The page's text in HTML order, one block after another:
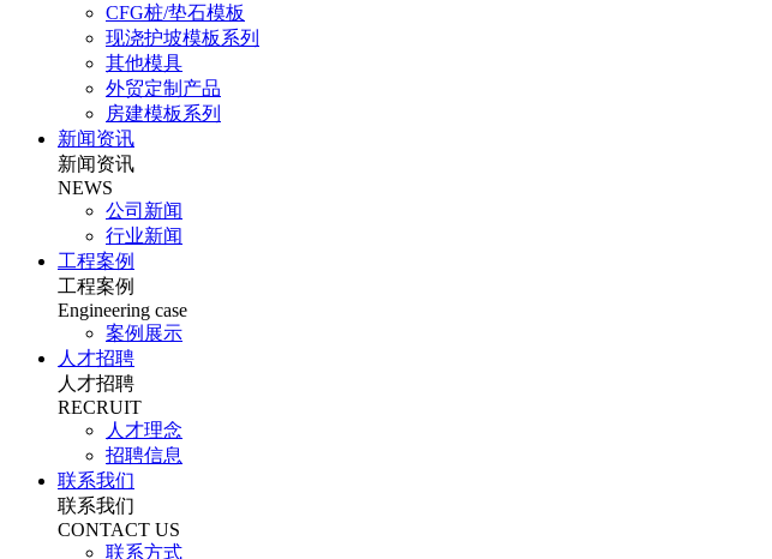
CFG桩/垫石模板
现浇护坡模板系列
其他模具
外贸定制产品
房建模板系列
新闻资讯
新闻资讯
NEWS
公司新闻
行业新闻
工程案例
工程案例
Engineering case
案例展示
人才招聘
人才招聘
RECRUIT
人才理念
招聘信息
联系我们
联系我们
CONTACT US
联系方式